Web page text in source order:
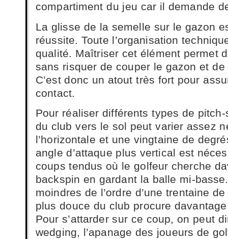
compartiment du jeu car il demande
La glisse de la semelle sur le gazon
réussite. Toute l’organisation
qualité. Maîtriser cet élément permet
sans risquer de couper le gazon et
C’est donc un atout très fort pour
contact.
Pour réaliser différents types de pitch-
du club vers le sol peut varier assez
l’horizontale et une vingtaine de
angle d’attaque plus vertical est
coups tendus où le golfeur cherche
backspin en gardant la balle mi-
moindres de l’ordre d’une trentaine
plus douce du club procure
Pour s’attarder sur ce coup, on peut
wedging, l’apanage des joueurs de